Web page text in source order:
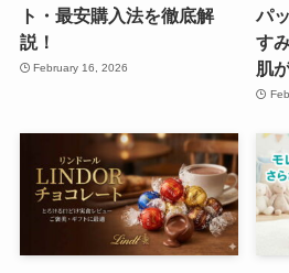
ト・最安購入法を徹底解
説！
February 16, 2026
パ
す
肌